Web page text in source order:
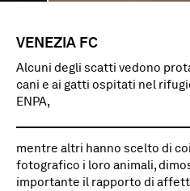
VENEZIA FC
Alcuni degli scatti vedono
cani e ai gatti ospitati nel
ENPA,
mentre altri hanno scelto di
fotografico i loro animali,
importante il rapporto di